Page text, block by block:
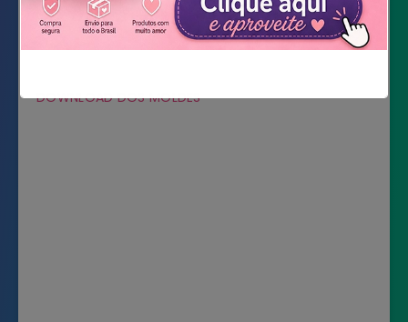
Zíper 18 cm
DOWNLOAD DOS MOLDES